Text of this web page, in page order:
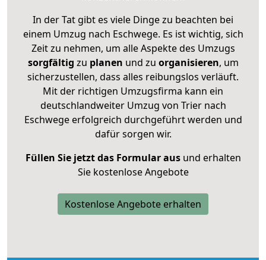
In der Tat gibt es viele Dinge zu beachten bei
einem Umzug nach Eschwege. Es ist wichtig, sich
Zeit zu nehmen, um alle Aspekte des Umzugs
sorgfältig zu planen und zu organisieren, um
sicherzustellen, dass alles reibungslos verläuft.
Mit der richtigen Umzugsfirma kann ein
deutschlandweiter Umzug von Trier nach
Eschwege erfolgreich durchgeführt werden und
dafür sorgen wir.
Füllen Sie jetzt das Formular ausund erhalten
Sie kostenlose Angebote
Kostenlose Angebote erhalten